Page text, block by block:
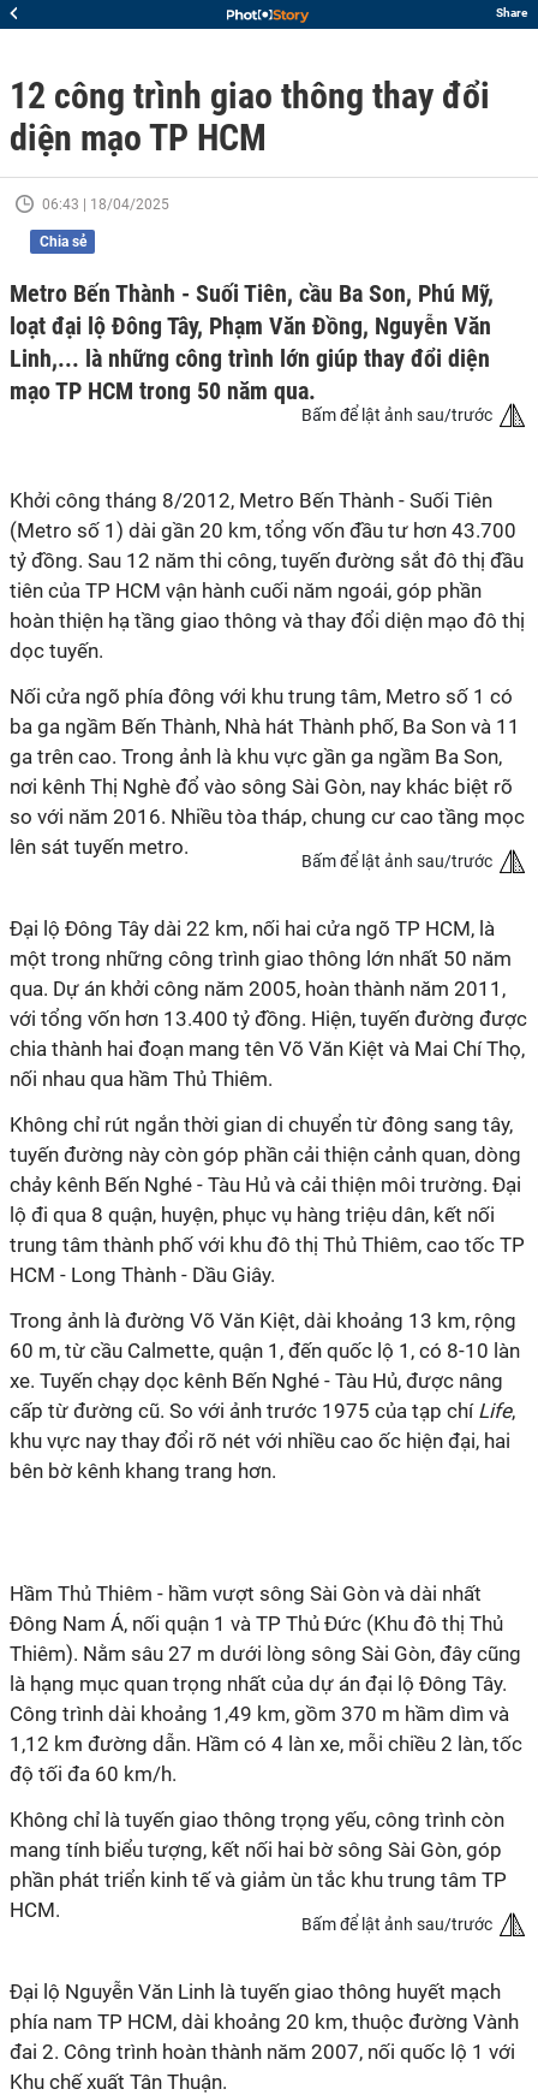
Share
12 công trình giao thông thay đổi
diện mạo TP HCM
06:43 | 18/04/2025
Chia sẻ
Metro Bến Thành - Suối Tiên, cầu Ba Son, Phú Mỹ,
loạt đại lộ Đông Tây, Phạm Văn Đồng, Nguyễn Văn
Linh,... là những công trình lớn giúp thay đổi diện
mạo TP HCM trong 50 năm qua.
Bấm để lật ảnh sau/trước
Khởi công tháng 8/2012, Metro Bến Thành - Suối Tiên
(Metro số 1) dài gần 20 km, tổng vốn đầu tư hơn 43.700
tỷ đồng. Sau 12 năm thi công, tuyến đường sắt đô thị đầu
tiên của TP HCM vận hành cuối năm ngoái, góp phần
hoàn thiện hạ tầng giao thông và thay đổi diện mạo đô thị
dọc tuyến.
Nối cửa ngõ phía đông với khu trung tâm, Metro số 1 có
ba ga ngầm Bến Thành, Nhà hát Thành phố, Ba Son và 11
ga trên cao. Trong ảnh là khu vực gần ga ngầm Ba Son,
nơi kênh Thị Nghè đổ vào sông Sài Gòn, nay khác biệt rõ
so với năm 2016. Nhiều tòa tháp, chung cư cao tầng mọc
lên sát tuyến metro.
Bấm để lật ảnh sau/trước
Đại lộ Đông Tây dài 22 km, nối hai cửa ngõ TP HCM, là
một trong những công trình giao thông lớn nhất 50 năm
qua. Dự án khởi công năm 2005, hoàn thành năm 2011,
với tổng vốn hơn 13.400 tỷ đồng. Hiện, tuyến đường được
chia thành hai đoạn mang tên Võ Văn Kiệt và Mai Chí Thọ,
nối nhau qua hầm Thủ Thiêm.
Không chỉ rút ngắn thời gian di chuyển từ đông sang tây,
tuyến đường này còn góp phần cải thiện cảnh quan, dòng
chảy kênh Bến Nghé - Tàu Hủ và cải thiện môi trường. Đại
lộ đi qua 8 quận, huyện, phục vụ hàng triệu dân, kết nối
trung tâm thành phố với khu đô thị Thủ Thiêm, cao tốc TP
HCM - Long Thành - Dầu Giây.
Trong ảnh là đường Võ Văn Kiệt, dài khoảng 13 km, rộng
60 m, từ cầu Calmette, quận 1, đến quốc lộ 1, có 8-10 làn
xe. Tuyến chạy dọc kênh Bến Nghé - Tàu Hủ, được nâng
cấp từ đường cũ. So với ảnh trước 1975 của tạp chí Life,
khu vực nay thay đổi rõ nét với nhiều cao ốc hiện đại, hai
bên bờ kênh khang trang hơn.
Hầm Thủ Thiêm - hầm vượt sông Sài Gòn và dài nhất
Đông Nam Á, nối quận 1 và TP Thủ Đức (Khu đô thị Thủ
Thiêm). Nằm sâu 27 m dưới lòng sông Sài Gòn, đây cũng
là hạng mục quan trọng nhất của dự án đại lộ Đông Tây.
Công trình dài khoảng 1,49 km, gồm 370 m hầm dìm và
1,12 km đường dẫn. Hầm có 4 làn xe, mỗi chiều 2 làn, tốc
độ tối đa 60 km/h.
Không chỉ là tuyến giao thông trọng yếu, công trình còn
mang tính biểu tượng, kết nối hai bờ sông Sài Gòn, góp
phần phát triển kinh tế và giảm ùn tắc khu trung tâm TP
HCM.
Bấm để lật ảnh sau/trước
Đại lộ Nguyễn Văn Linh là tuyến giao thông huyết mạch
phía nam TP HCM, dài khoảng 20 km, thuộc đường Vành
đai 2. Công trình hoàn thành năm 2007, nối quốc lộ 1 với
Khu chế xuất Tân Thuận.